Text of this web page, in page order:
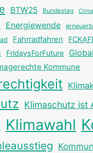
BTW25 Bundestag
Energiewende
Fahrradfahren
FridaysForFuture
Kommune
Klimaschutz ist
Klimawahl